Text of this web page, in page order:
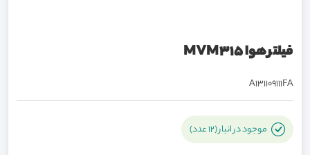
فیلتر هوا MVM315
A131109111FA
موجود در انبار (12 عدد)